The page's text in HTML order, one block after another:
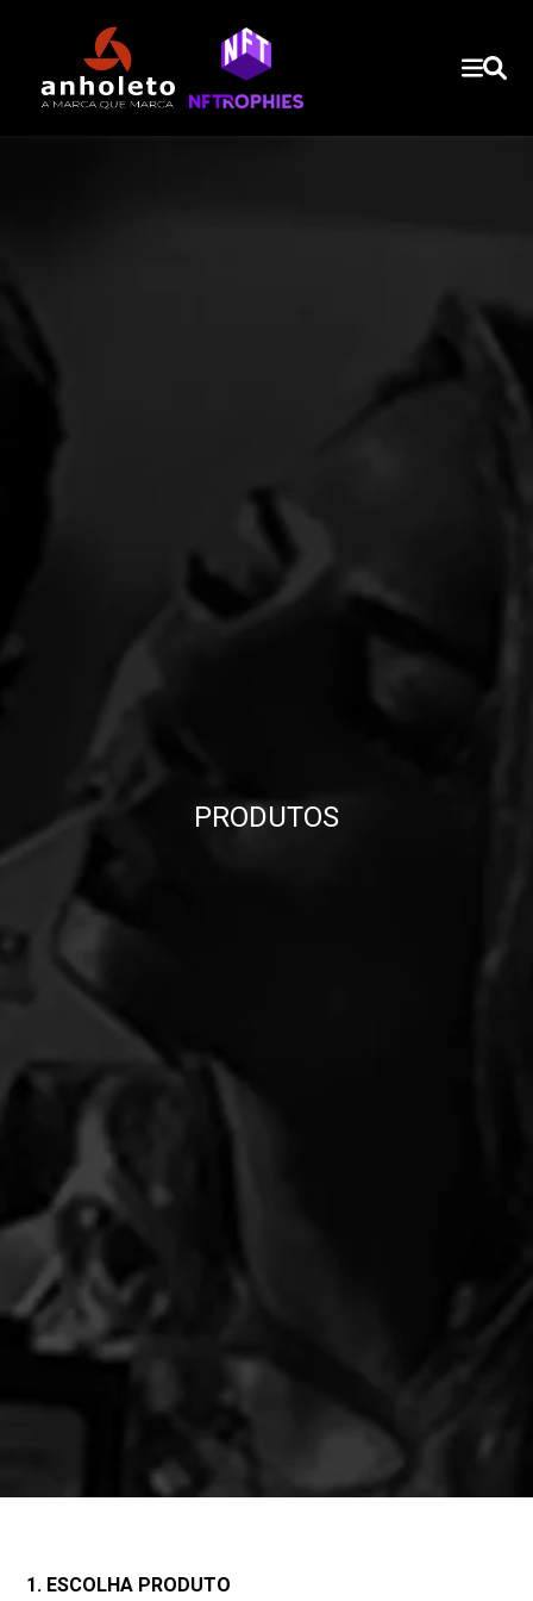
PRODUTOS
1. ESCOLHA PRODUTO